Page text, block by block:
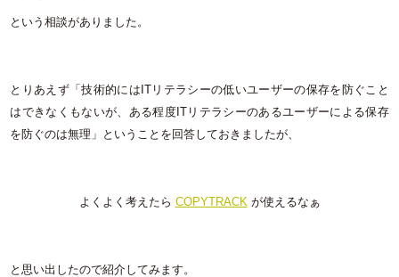
という相談がありました。
とりあえず「技術的にはITリテラシーの低いユーザーの保存を防ぐこと
はできなくもないが、ある程度ITリテラシーのあるユーザーによる保存
を防ぐのは無理」ということを回答しておきましたが、
よくよく考えたら COPYTRACKが使えるなぁ
と思い出したので紹介してみます。